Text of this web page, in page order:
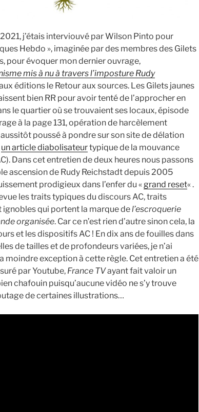
j’étais interviouvé par Wilson Pinto pour
Hebdo », imaginée par des membres des Gilets
pour évoquer mon dernier ouvrage,
mis à nu à travers l’imposture Rudy
éditions le Retour aux sources. Les Gilets jaunes
bien RR pour avoir tenté de l’approcher en
le quartier où se trouvaient ses locaux, épisode
à la page 131, opération de harcèlement
poussé à pondre sur son site de délation
un article diabolisateurtypique de la mouvance
Dans cet entretien de deux heures nous passons
ascension de Rudy Reichstadt depuis 2005
prodigieux dans l’enfer du «grand reset« .
les traits typiques du discours AC, traits
qui portent la marque del’escroquerie
organisée. Car ce n’est rien d’autre sinon cela, la
et les dispositifs AC ! En dix ans de fouilles dans
de tailles et de profondeurs variées, je n’ai
moindre exception à cette règle. Cet entretien a été
par Youtube, France TVayant fait valoir un
chafouin puisqu’aucune vidéo ne s’y trouve
de certaines illustrations…